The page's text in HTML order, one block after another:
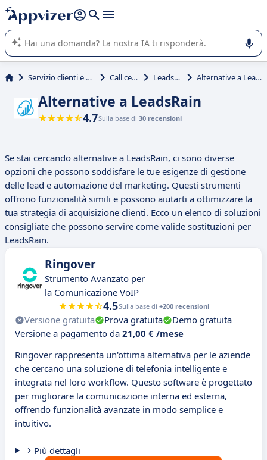
righe con
shift + enter
L'IA di Appvizer vi guida nell'utilizzo o nella scelta di un
software SaaS per la vostra azienda.
Servizio clienti e vendite Call center LeadsRain Alternative a LeadsRain
Alternative a LeadsRain
4.7Sulla base di 30 recensioni
Se stai cercando alternative a LeadsRain, ci sono diverse
opzioni che possono soddisfare le tue esigenze di gestione
delle lead e automazione del marketing. Questi strumenti
offrono funzionalità simili e possono aiutarti a ottimizzare la
tua strategia di acquisizione clienti. Ecco un elenco di soluzioni
consigliate che possono servire come valide sostituzioni per
LeadsRain.
Ringover
Strumento Avanzato per
la Comunicazione VoIP
4.5Sulla base di +200 recensioni
Versione gratuita Prova gratuita
Demo gratuita
Versione a pagamento da 21,00 € /mese
Ringover rappresenta un'ottima alternativa per le aziende
che cercano una soluzione di telefonia intelligente e
integrata nel loro workflow. Questo software è progettato
per migliorare la comunicazione interna ed esterna,
offrendo funzionalità avanzate in modo semplice e
intuitivo.
Più dettagli